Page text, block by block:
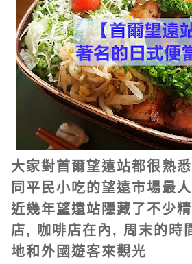
大家對首爾望遠站都很熟
同平民小吃的望遠市場最
近幾年望遠站隱藏了不少
店, 咖啡店在內, 周末的時
地和外國遊客來觀光